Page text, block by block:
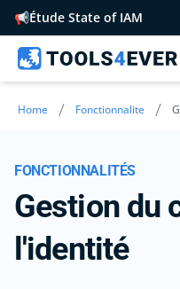
📢Étude State of IAM
Home / Fonctionnalite /
FONCTIONNALITÉS
Gestion du
l'identité